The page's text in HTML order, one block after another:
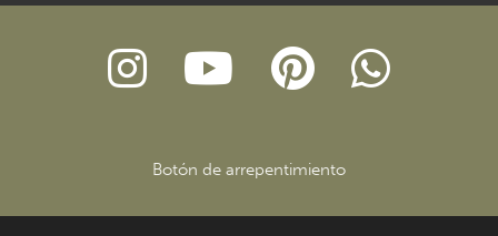
Botón de arrepentimiento